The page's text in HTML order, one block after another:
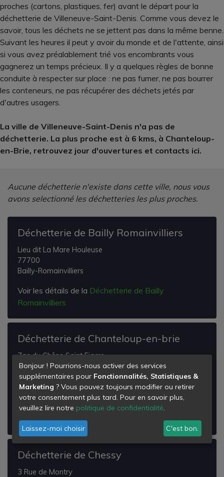
proches (cartons, plastiques, fer) avant le départ pour la
déchetterie de Villeneuve-Saint-Denis. Comme vous devez le
savoir, tous les déchets ne se jettent pas dans la même benne.
Suivant les heures il peut y avoir du monde et de l'attente, ainsi
si vous avez préalablement trié vos encombrants vous
gagnerez un temps précieux. Il y a quelques règles de bonne
conduite à respecter sur place : ne pas fumer, ne pas bourrer
les conteneurs, ne pas récupérer des déchets jetés par
d'autres usagers.
La ville de Villeneuve-Saint-Denis n'a pas de
déchetterie. La plus proche est à 6 kms, à Chanteloup-
en-Brie, retrouvez jour d'ouvertures et contacts ici.
Aucune déchetterie n'existe dans cette ville, nous vous
avons selectionné les déchetteries les plus proches.
Déchetterie de Bailly Romainvilliers
Lieu dit La Mare Houleuse
77700
Bailly-Romainvilliers
Voir les détails de la Déchetterie de Bailly
Romainvilliers
Déchetterie de Chanteloup-en-brie
Zac du Chêne Saint Fiacre
8 Rue des Temps Modernes
77600
Chanteloup-en-Brie
Voir les détails de laDéchetterie de Chanteloup-en-
brie
Déchetterie de Chessy
3 Rue de Montry
Bonjour ! Pourrions-nous activer des services
supplémentaires pour Fonctionnalités, Statistiques &
Marketing ? Vous pouvez toujours modifier ou retirer
votre consentement plus tard. Pour en savoir plus,
veuillez lire notre politique de confidentialité.
Laissez-moi choisir C'est bon.